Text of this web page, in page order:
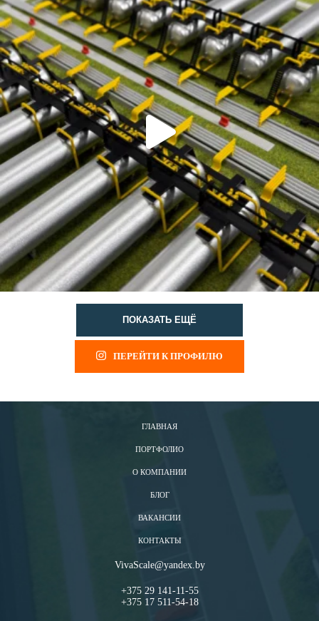
ПОКАЗАТЬ ЕЩЁ
ПЕРЕЙТИ К ПРОФИЛЮ
ГЛАВНАЯ
ПОРТФОЛИО
О КОМПАНИИ
БЛОГ
ВАКАНСИИ
КОНТАКТЫ
VivaScale@yandex.by
+375 29 141-11-55
+375 17 511-54-18